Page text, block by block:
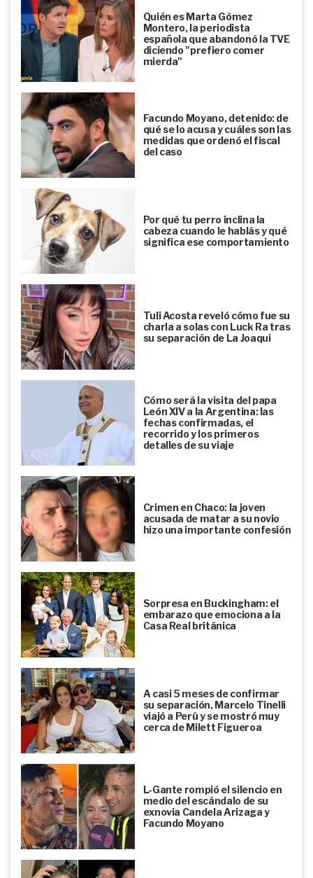
Quién es Marta Gómez
Montero, la periodista
española que abandonó la TVE
diciendo "prefiero comer
mierda"
Facundo Moyano, detenido: de
qué se lo acusa y cuáles son las
medidas que ordenó el fiscal
del caso
Por qué tu perro inclina la
cabeza cuando le hablás y qué
significa ese comportamiento
Tuli Acosta reveló cómo fue su
charla a solas con Luck Ra tras
su separación de La Joaqui
Cómo será la visita del papa
León XIV a la Argentina: las
fechas confirmadas, el
recorrido y los primeros
detalles de su viaje
Crimen en Chaco: la joven
acusada de matar a su novio
hizo una importante confesión
Sorpresa en Buckingham: el
embarazo que emociona a la
Casa Real británica
A casi 5 meses de confirmar
su separación, Marcelo Tinelli
viajó a Perú y se mostró muy
cerca de Milett Figueroa
L-Gante rompió el silencio en
medio del escándalo de su
exnovia Candela Arizaga y
Facundo Moyano